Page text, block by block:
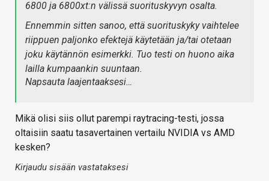
6800 ja 6800xt:n välissä suorituskyvyn osalta.
Ennemmin sitten sanoo, että suorituskyky vaihtelee
riippuen paljonko efektejä käytetään ja/tai otetaan
joku käytännön esimerkki. Tuo testi on huono aika
lailla kumpaankin suuntaan.
Napsauta laajentaaksesi…
Mikä olisi siis ollut parempi raytracing-testi, jossa
oltaisiin saatu tasavertainen vertailu NVIDIA vs AMD
kesken?
Kirjaudu sisään vastataksesi